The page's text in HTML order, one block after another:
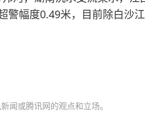
警幅度0.49米，目前除白沙
闻或腾讯网的观点和立场。